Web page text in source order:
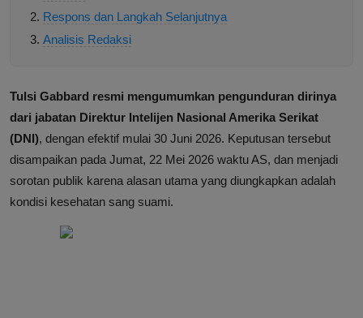
Respons dan Langkah Selanjutnya
Analisis Redaksi
Tulsi Gabbard resmi mengumumkan pengunduran dirinya
dari jabatan Direktur Intelijen Nasional Amerika Serikat
(DNI), dengan efektif mulai 30 Juni 2026. Keputusan tersebut
disampaikan pada Jumat, 22 Mei 2026 waktu AS, dan menjadi
sorotan publik karena alasan utama yang diungkapkan adalah
kondisi kesehatan sang suami.